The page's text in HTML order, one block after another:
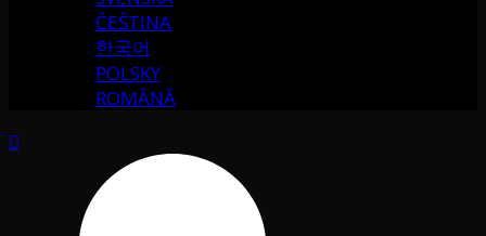
ČEŠTINA
한국어
POLSKY
ROMÂNĂ